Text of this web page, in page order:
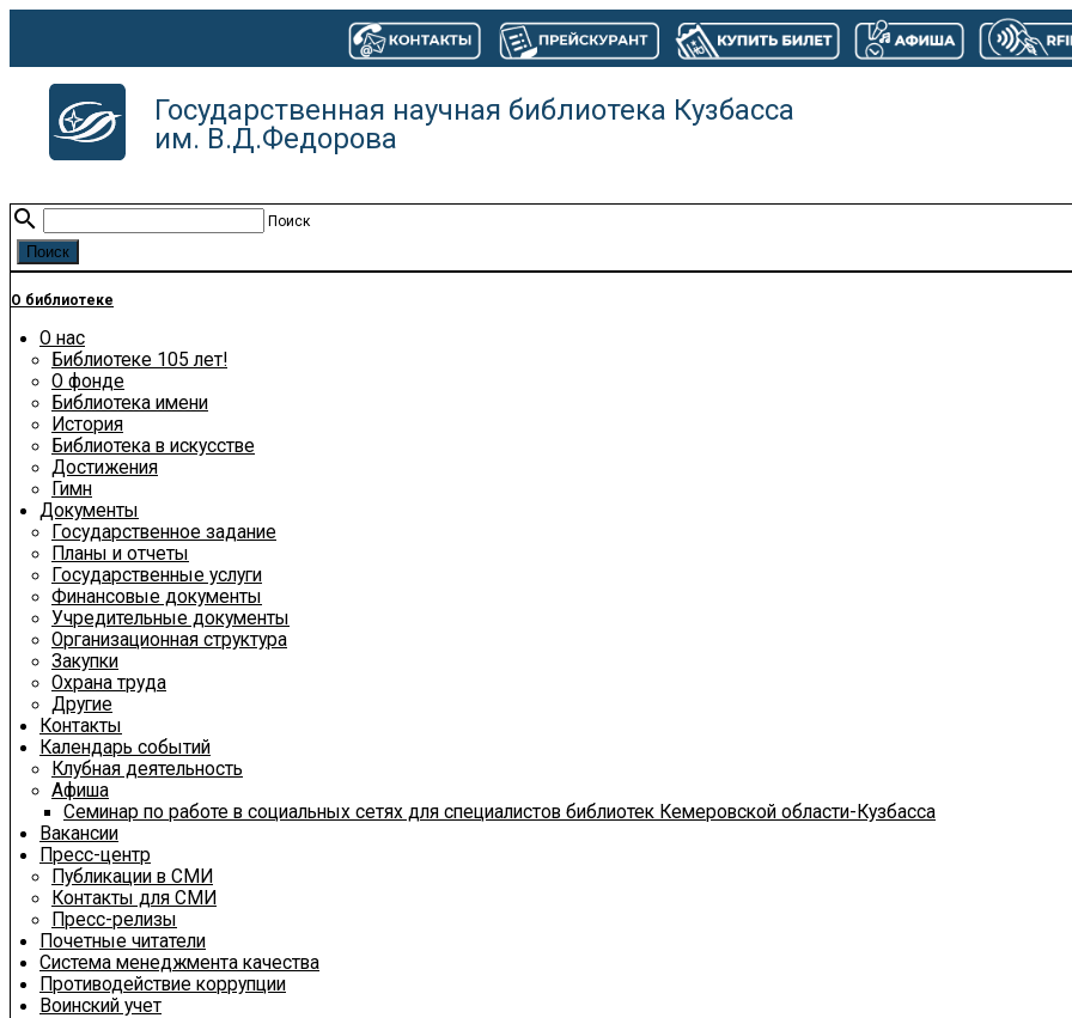
Государственная научная библиотека Кузбасса
им. В.Д.Федорова
search Поиск
О библиотеке
О нас
Библиотеке 105 лет!
О фонде
Библиотека имени
История
Библиотека в искусстве
Достижения
Гимн
Документы
Государственное задание
Планы и отчеты
Государственные услуги
Финансовые документы
Учредительные документы
Организационная структура
Закупки
Охрана труда
Другие
Контакты
Календарь событий
Клубная деятельность
Афиша
Семинар по работе в социальных сетях для специалистов библиотек Кемеровской области-Кузбасса
Вакансии
Пресс-центр
Публикации в СМИ
Контакты для СМИ
Пресс-релизы
Почетные читатели
Система менеджмента качества
Противодействие коррупции
Воинский учет